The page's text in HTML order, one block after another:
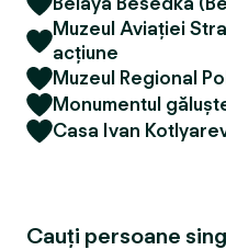
Muzeul Aviației
acțiune
Muzeul Regional
Monumentul
Casa Ivan
Cauți persoane